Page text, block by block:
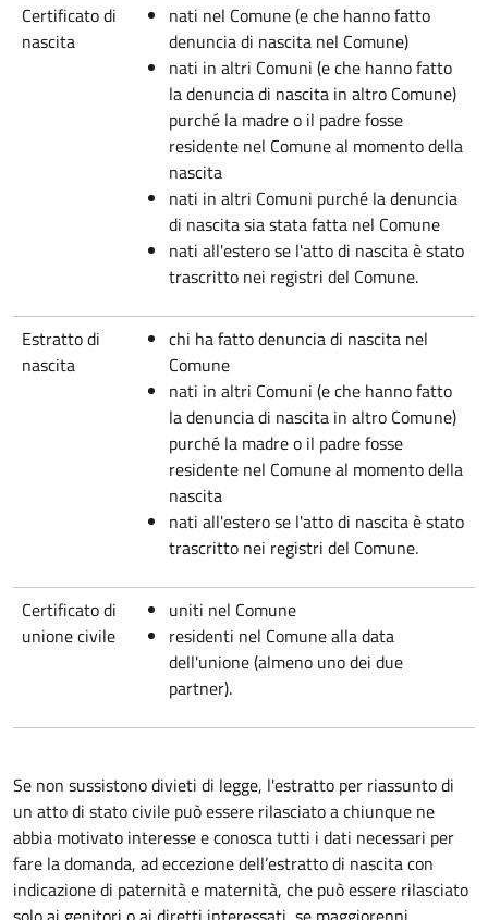
Certificato di
nascita
nati nel Comune (e che hanno fatto
denuncia di nascita nel Comune)
nati in altri Comuni (e che hanno fatto
la denuncia di nascita in altro Comune)
purché la madre o il padre fosse
residente nel Comune al momento della
nascita
nati in altri Comuni purché la denuncia
di nascita sia stata fatta nel Comune
nati all'estero se l'atto di nascita è stato
trascritto nei registri del Comune.
Estratto di
nascita
chi ha fatto denuncia di nascita nel
Comune
nati in altri Comuni (e che hanno fatto
la denuncia di nascita in altro Comune)
purché la madre o il padre fosse
residente nel Comune al momento della
nascita
nati all'estero se l'atto di nascita è stato
trascritto nei registri del Comune.
Certificato di
unione civile
uniti nel Comune
residenti nel Comune alla data
dell'unione (almeno uno dei due
partner).
Se non sussistono divieti di legge, l'estratto per riassunto di
un atto di stato civile può essere rilasciato a chiunque ne
abbia motivato interesse e conosca tutti i dati necessari per
fare la domanda, ad eccezione dell’estratto di nascita con
indicazione di paternità e maternità, che può essere rilasciato